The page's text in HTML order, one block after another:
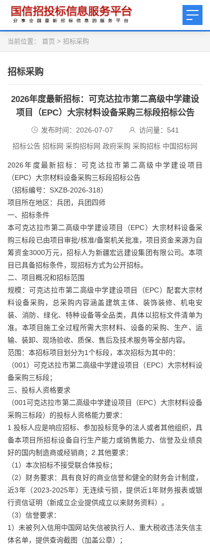
当前位置： 首页 > 招标采购
招标采购
2026年度最新招标：可克达拉市第二高级中学建设
项目（EPC）大宗材料设备采购三标段招标公告
发布时间：2026-07-07 访问量： 541
招标公告 招标网 采购招标网 政府采购 采购招标 中国招标网
2026年度最新招标：可克达拉市第二高级中学建设项目
（EPC）大宗材料设备采购三标段招标公告
（招标编号：SXZB-2026-318）
项目所在地区：兵团，兵团四师
一、招标条件
本可克达拉市第二高级中学建设项目（EPC）大宗材料设备采
购三标段已由项目审批/核准/备案机关批准，项目资金来源为自
筹资金3000万元，招标人为新疆宏远建设集团有限公司。本项
目已具备招标条件，现招标方式为公开招标。
二、项目概况和招标范围
规模：可克达拉市第二高级中学建设项目（EPC）配套大宗材
料设备采购，总采购内容涵盖建筑主体、装饰装修、机电安
装、消防、绿化、特种设备等全品类，具体以招标文件清单为
准。本项目施工全过程所需大宗材料、设备的采购、生产、运
输、装卸、现场验收、质保、售后及技术服务等全部内容。
范围：本招标项目划分为1个标段，本次招标为其中的：
（001）可克达拉市第二高级中学建设项目（EPC）大宗材料设
备采购三标段；
三、投标人资格要求
（001可克达拉市第二高级中学建设项目（EPC）大宗材料设备
采购三标段）的投标人资格能力要求：
1.投标人应是响应招标、参加投标竞争的法人或者其他组织，具
备本项目所招标设备自行生产能力或销售能力、信誉及业绩良
好的国内制造商或经销商；2.其他要求：
（1）本次招标不接受联合体投标；
（2）财务要求：具有良好的商业信誉和健全的财务会计制度，
近3年（2023-2025年）无连续亏损，提供近1年财务报表或银
行资信证明（新成立企业提供成立以来财务资料）。
（3）信誉要求：
1）未被列入信用中国网站失信被执行人、重大税收违法失信主
体名单，提供查询截图（加盖公章）；